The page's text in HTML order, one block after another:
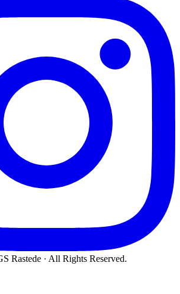
Rastede · All Rights Reserved.